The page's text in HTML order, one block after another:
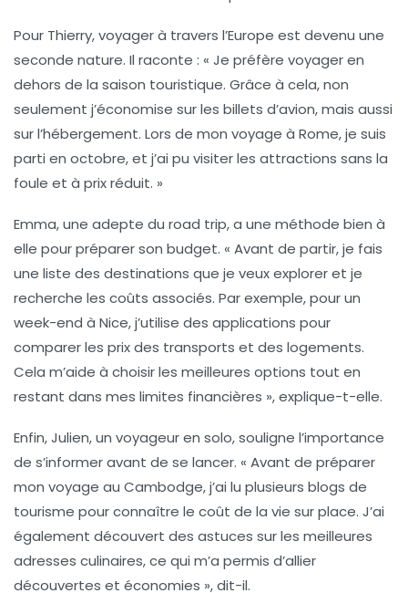
Pour Thierry, voyager à travers l’Europe est devenu une
seconde nature. Il raconte : « Je préfère voyager en
dehors de la saison touristique. Grâce à cela, non
seulement j’économise sur les billets d’avion, mais aussi
sur l’hébergement. Lors de mon voyage à Rome, je suis
parti en octobre, et j’ai pu visiter les attractions sans la
foule et à prix réduit. »
Emma, une adepte du road trip, a une méthode bien à
elle pour préparer son budget. « Avant de partir, je fais
une liste des destinations que je veux explorer et je
recherche les coûts associés. Par exemple, pour un
week-end à Nice, j’utilise des applications pour
comparer les prix des transports et des logements.
Cela m’aide à choisir les meilleures options tout en
restant dans mes limites financières », explique-t-elle.
Enfin, Julien, un voyageur en solo, souligne l’importance
de s’informer avant de se lancer. « Avant de préparer
mon voyage au Cambodge, j’ai lu plusieurs blogs de
tourisme pour connaître le coût de la vie sur place. J’ai
également découvert des astuces sur les meilleures
adresses culinaires, ce qui m’a permis d’allier
découvertes et économies », dit-il.